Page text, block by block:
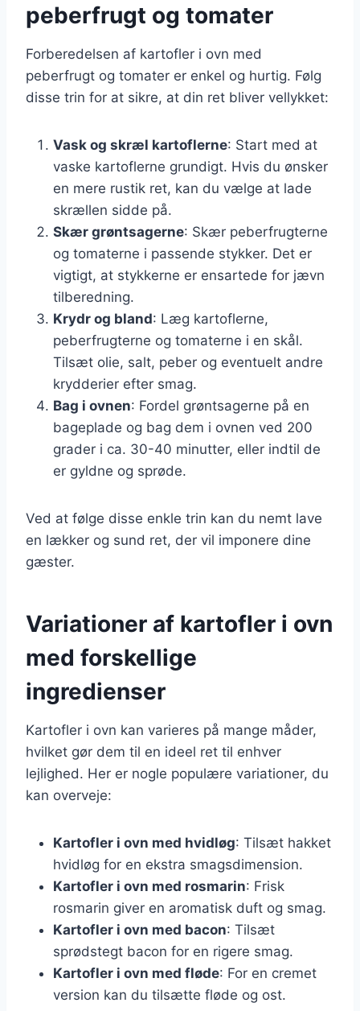
peberfrugt og tomater
Forberedelsen af kartofler i ovn med
peberfrugt og tomater er enkel og hurtig. Følg
disse trin for at sikre, at din ret bliver vellykket:
Vask og skræl kartoflerne: Start med at
vaske kartoflerne grundigt. Hvis du ønsker
en mere rustik ret, kan du vælge at lade
skrællen sidde på.
Skær grøntsagerne: Skær peberfrugterne
og tomaterne i passende stykker. Det er
vigtigt, at stykkerne er ensartede for jævn
tilberedning.
Krydr og bland: Læg kartoflerne,
peberfrugterne og tomaterne i en skål.
Tilsæt olie, salt, peber og eventuelt andre
krydderier efter smag.
Bag i ovnen: Fordel grøntsagerne på en
bageplade og bag dem i ovnen ved 200
grader i ca. 30-40 minutter, eller indtil de
er gyldne og sprøde.
Ved at følge disse enkle trin kan du nemt lave
en lækker og sund ret, der vil imponere dine
gæster.
Variationer af kartofler i ovn
med forskellige
ingredienser
Kartofler i ovn kan varieres på mange måder,
hvilket gør dem til en ideel ret til enhver
lejlighed. Her er nogle populære variationer, du
kan overveje:
Kartofler i ovn med hvidløg: Tilsæt hakket
hvidløg for en ekstra smagsdimension.
Kartofler i ovn med rosmarin: Frisk
rosmarin giver en aromatisk duft og smag.
Kartofler i ovn med bacon: Tilsæt
sprødstegt bacon for en rigere smag.
Kartofler i ovn med fløde: For en cremet
version kan du tilsætte fløde og ost.